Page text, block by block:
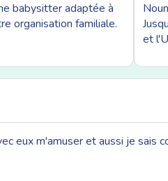
babysitter adaptée à
organisation familiale.
et
eux m'amuser et aussi je sais